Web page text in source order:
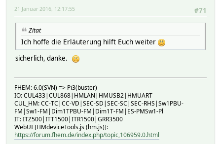
#71
21 Januar 2016, 12:17:55
Zitat
Ich hoffe die Erläuterung hilft Euch weiter
sicherlich, danke.
FHEM: 6.0(SVN) => Pi3(buster)
IO: CUL433|CUL868|HMLAN|HMUSB2|HMUART
CUL_HM: CC-TC|CC-VD|SEC-SD|SEC-SC|SEC-RHS|Sw1PBU-
FM|Sw1-FM|Dim1TPBU-FM|Dim1T-FM|ES-PMSw1-Pl
IT: ITZ500|ITT1500|ITR1500|GRR3500
WebUI [HMdeviceTools.js (hm.js)]:
https://forum.fhem.de/index.php/topic,106959.0.html